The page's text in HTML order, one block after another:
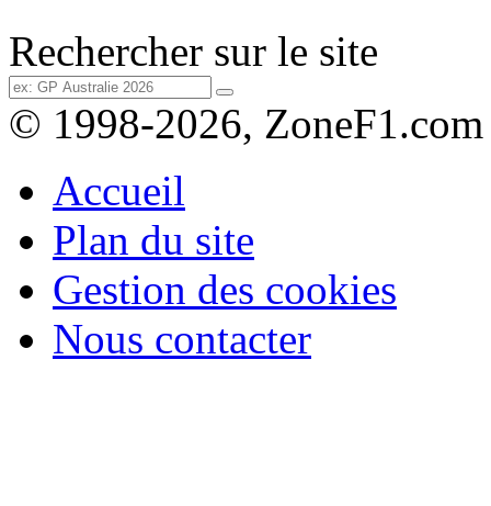
Rechercher sur le site
© 1998-2026, ZoneF1.com
Accueil
Plan du site
Gestion des cookies
Nous contacter